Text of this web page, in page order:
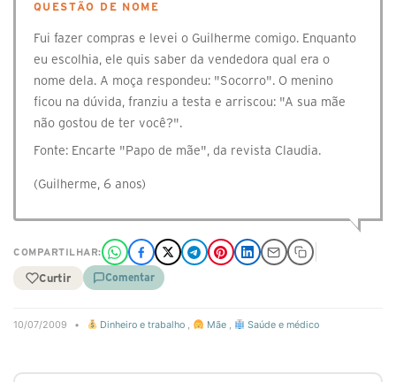
QUESTÃO DE NOME
Fui fazer compras e levei o Guilherme comigo. Enquanto
eu escolhia, ele quis saber da vendedora qual era o
nome dela. A moça respondeu: "Socorro". O menino
ficou na dúvida, franziu a testa e arriscou: "A sua mãe
não gostou de ter você?".
Fonte: Encarte "Papo de mãe", da revista Claudia.
(Guilherme, 6 anos)
COMPARTILHAR:
Curtir Comentar
10/07/2009 • Dinheiro e trabalho , Mãe, Saúde e médico